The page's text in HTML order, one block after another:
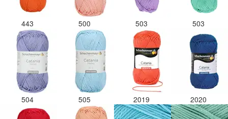
443 500 503 503
504 505 2019 2020